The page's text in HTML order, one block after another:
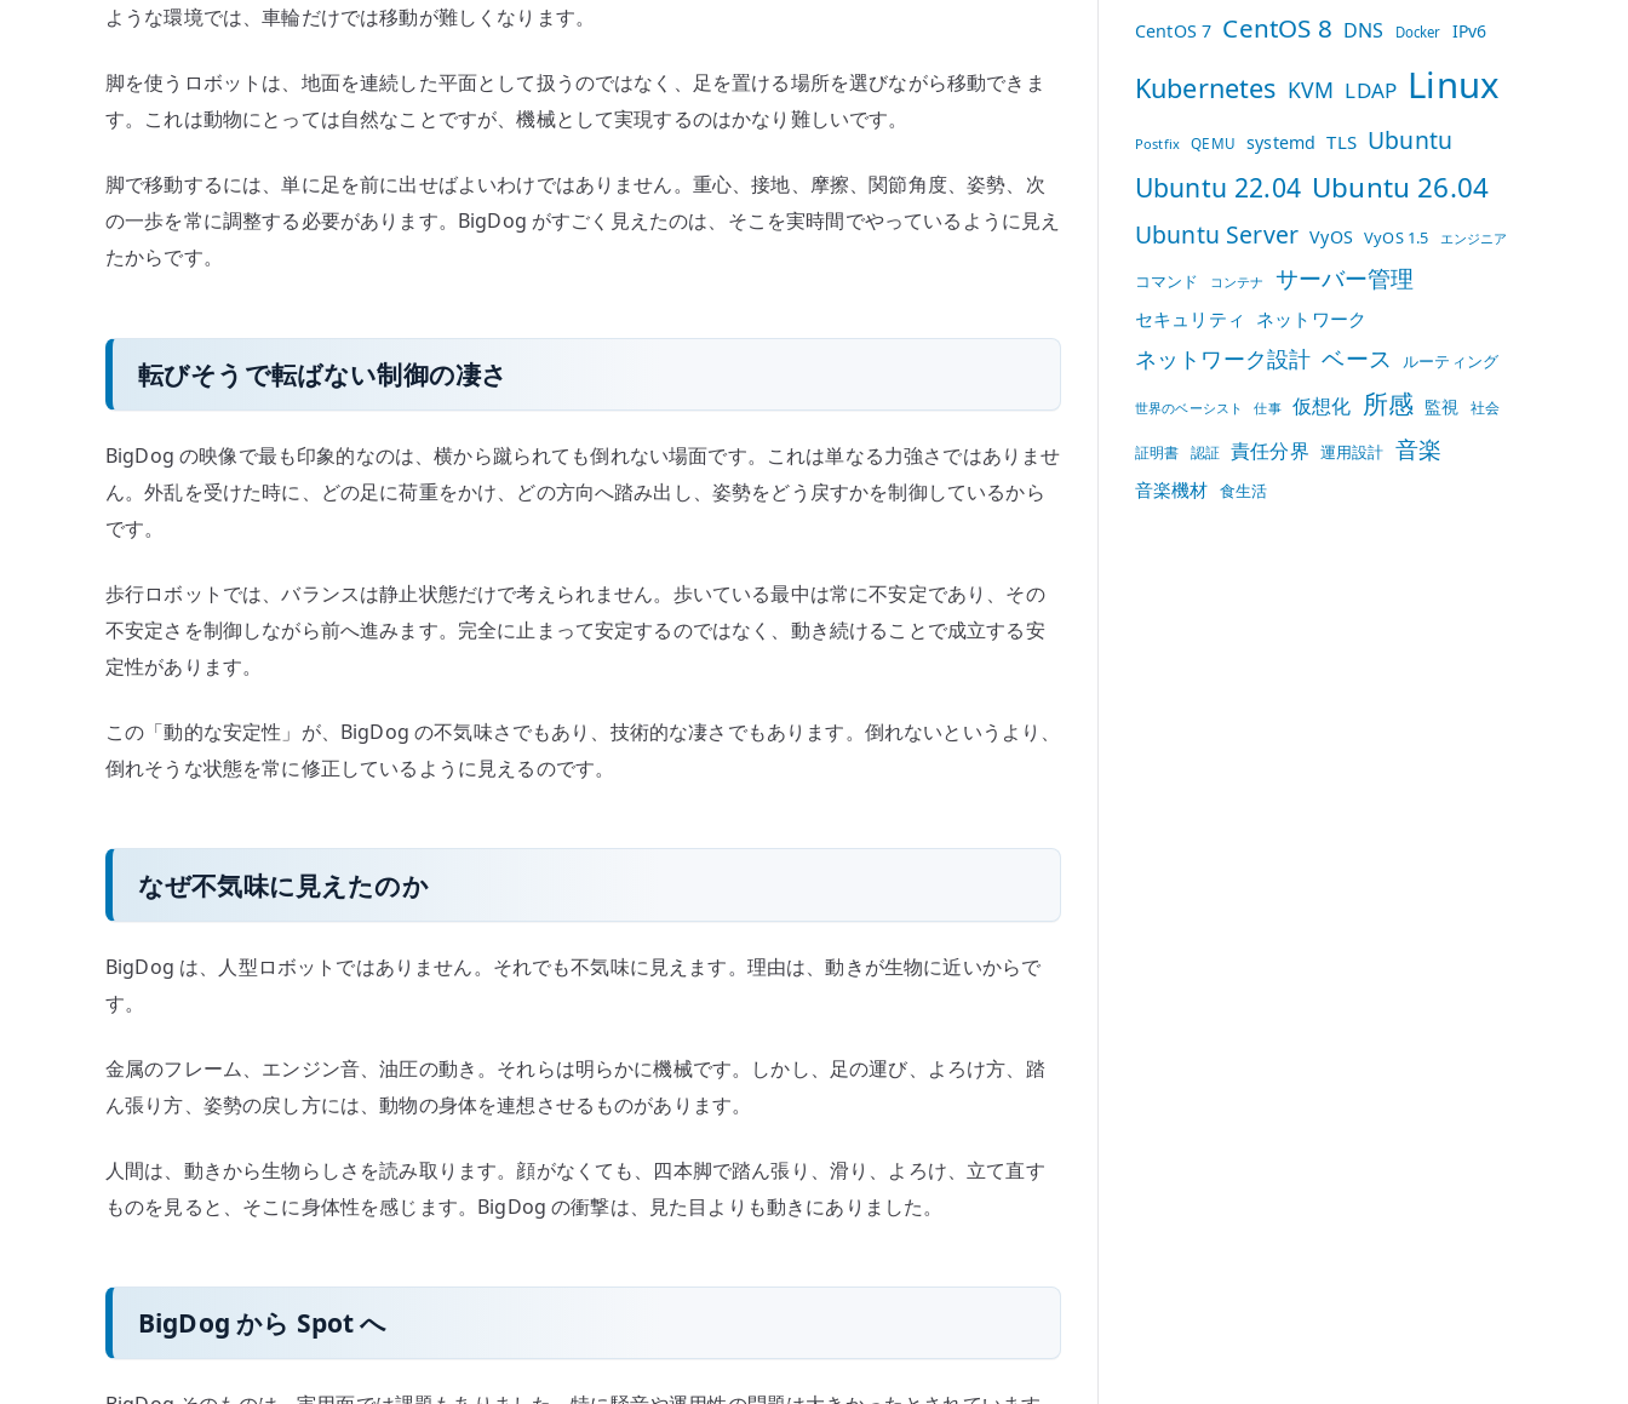
ような環境では、車輪だけでは移動が難しくなります。
脚を使うロボットは、地面を連続した平面として扱うのではなく、足を置ける場所を選びながら移動できま
す。これは動物にとっては自然なことですが、機械として実現するのはかなり難しいです。
脚で移動するには、単に足を前に出せばよいわけではありません。重心、接地、摩擦、関節角度、姿勢、次
の一歩を常に調整する必要があります。BigDog がすごく見えたのは、そこを実時間でやっているように見え
たからです。
転びそうで転ばない制御の凄さ
BigDog の映像で最も印象的なのは、横から蹴られても倒れない場面です。これは単なる力強さではありませ
ん。外乱を受けた時に、どの足に荷重をかけ、どの方向へ踏み出し、姿勢をどう戻すかを制御しているから
です。
歩行ロボットでは、バランスは静止状態だけで考えられません。歩いている最中は常に不安定であり、その
不安定さを制御しながら前へ進みます。完全に止まって安定するのではなく、動き続けることで成立する安
定性があります。
この「動的な安定性」が、BigDog の不気味さでもあり、技術的な凄さでもあります。倒れないというより、
倒れそうな状態を常に修正しているように見えるのです。
なぜ不気味に見えたのか
BigDog は、人型ロボットではありません。それでも不気味に見えます。理由は、動きが生物に近いからで
す。
金属のフレーム、エンジン音、油圧の動き。それらは明らかに機械です。しかし、足の運び、よろけ方、踏
ん張り方、姿勢の戻し方には、動物の身体を連想させるものがあります。
人間は、動きから生物らしさを読み取ります。顔がなくても、四本脚で踏ん張り、滑り、よろけ、立て直す
ものを見ると、そこに身体性を感じます。BigDog の衝撃は、見た目よりも動きにありました。
BigDog から Spot へ
CentOS 7 CentOS 8 DNS Docker IPv6
Kubernetes KVM LDAP Linux
Postfix QEMU systemd TLS Ubuntu
Ubuntu 22.04 Ubuntu 26.04
Ubuntu Server VyOS VyOS 1.5 エンジニア
コマンド コンテナ サーバー管理
セキュリティ ネットワーク
ネットワーク設計 ベース ルーティング
世界のベーシスト 仕事 仮想化 所感 監視 社会
証明書 認証 責任分界 運用設計 音楽
音楽機材 食生活